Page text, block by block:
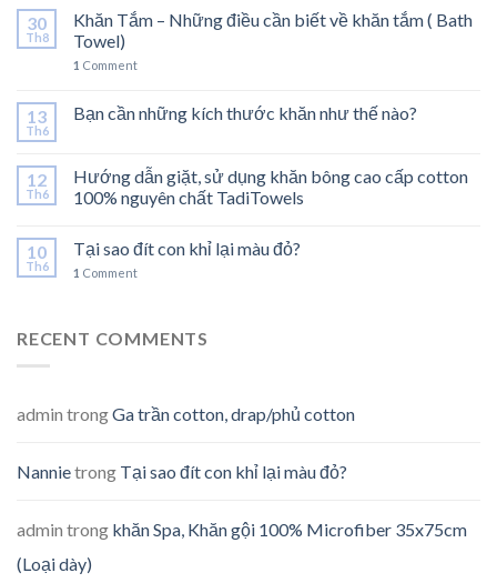
30
Th8
Khăn Tắm – Những điều cần biết về khăn tắm ( Bath
Towel)
1 Comment
13
Th6
Bạn cần những kích thước khăn như thế nào?
12
Th6
Hướng dẫn giặt, sử dụng khăn bông cao cấp cotton
100% nguyên chất TadiTowels
10
Th6
Tại sao đít con khỉ lại màu đỏ?
1 Comment
RECENT COMMENTS
admin trongGa trần cotton, drap/phủ cotton
Nannietrong Tại sao đít con khỉ lại màu đỏ?
admin trong khăn Spa, Khăn gội 100% Microfiber 35x75cm
(Loại dày)